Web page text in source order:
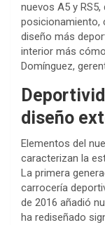
nuevos A5 y
posicionamiento,
diseño más
interior más
Domínguez,
diseño
Elementos del
caracterizan la
La primera
carrocería
de 2016 añadió
ha rediseñado